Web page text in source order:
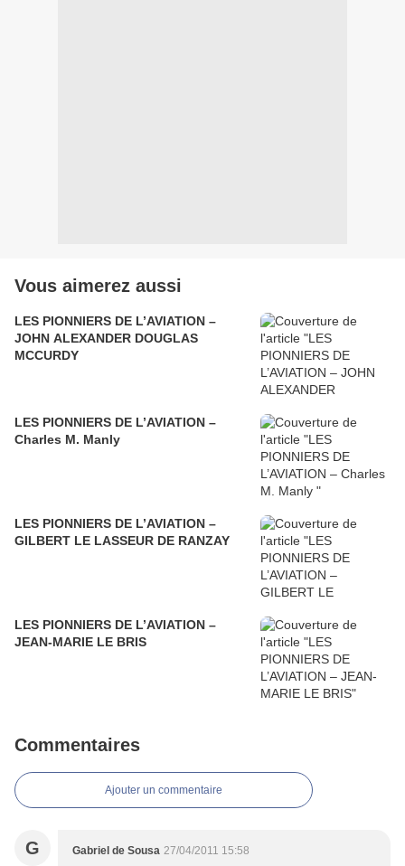
Vous aimerez aussi
LES PIONNIERS DE L’AVIATION –
JOHN ALEXANDER DOUGLAS
MCCURDY
LES PIONNIERS DE L’AVIATION –
Charles M. Manly
LES PIONNIERS DE L’AVIATION –
GILBERT LE LASSEUR DE RANZAY
LES PIONNIERS DE L’AVIATION –
JEAN-MARIE LE BRIS
Commentaires
Ajouter un commentaire
G Gabriel de Sousa 27/04/2011 15:58